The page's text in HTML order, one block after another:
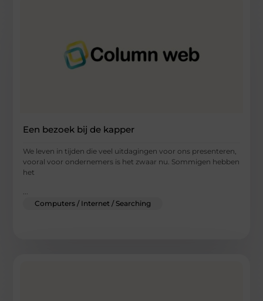
Een bezoek bij de kapper
We leven in tijden die veel uitdagingen voor ons presenteren,
vooral voor ondernemers is het zwaar nu. Sommigen hebben
het
Computers / Internet / Searching